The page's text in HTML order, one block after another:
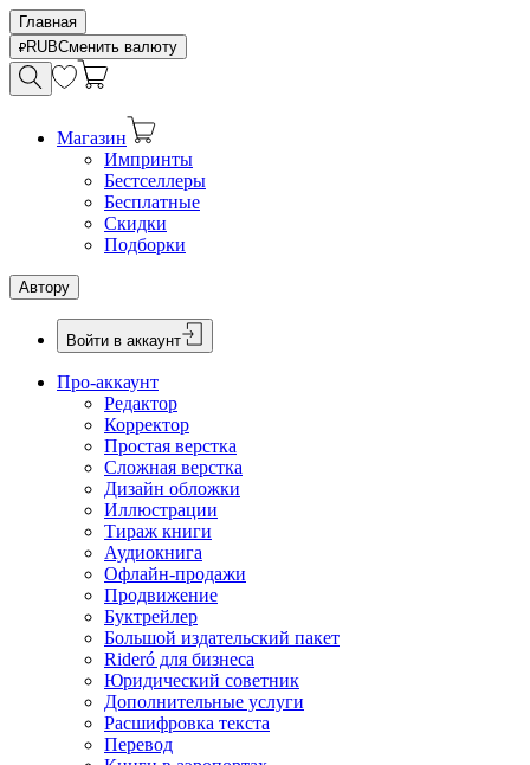
Главная
RUBСменить валюту
Магазин
Импринты
Бестселлеры
Бесплатные
Скидки
Подборки
Автору
Войти в аккаунт
Про-аккаунт
Редактор
Корректор
Простая верстка
Сложная верстка
Дизайн обложки
Иллюстрации
Тираж книги
Аудиокнига
Офлайн-продажи
Продвижение
Буктрейлер
Большой издательский пакет
Rideró для бизнеса
Юридический советник
Дополнительные услуги
Расшифровка текста
Перевод